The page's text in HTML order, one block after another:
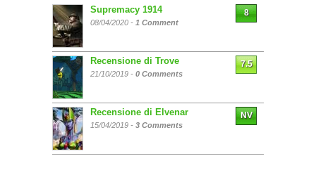
Supremacy 1914
08/04/2020 - 1 Comment
8
Recensione di Trove
21/10/2019 - 0 Comments
7.5
Recensione di Elvenar
15/04/2019 - 3 Comments
NV